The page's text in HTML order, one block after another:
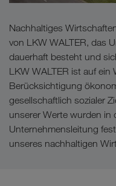
Nachhaltiges
von LKW WALTER, das
dauerhaft besteht und
LKW WALTER ist auf
Berücksichtigung
gesellschaftlich sozialer
unserer Werte wurden in
Unternehmensleitung
unseres nachhaltigen